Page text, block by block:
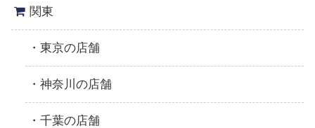
関東
東京の店舗
神奈川の店舗
千葉の店舗